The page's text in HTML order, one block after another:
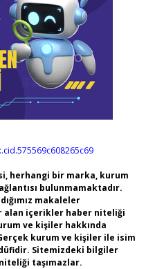
herhangi bir marka, kurum
bulunmamaktadır.
makaleler
alan içerikler haber niteliği
ve kişiler hakkında
kurum ve kişiler ile isim
Sitemizdeki bilgiler
taşımazlar.